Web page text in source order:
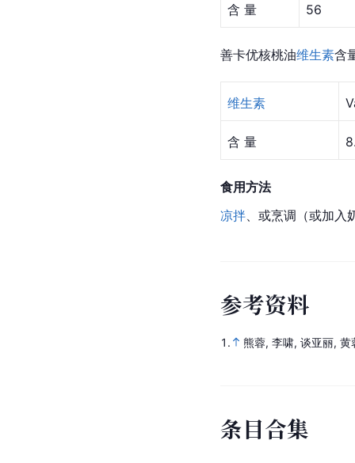
含 量 56
善卡优核桃油维生素含
维生素
含 量
食用方法
凉拌 、或烹调（或加入
参考资料
1. 熊蓉, 李啸, 谈亚丽,
条目合集